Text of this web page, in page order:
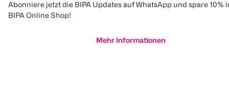
Abonniere jetzt die BIPA Updates auf WhatsApp und spare 10%
BIPA Online Shop!
Mehr Informationen